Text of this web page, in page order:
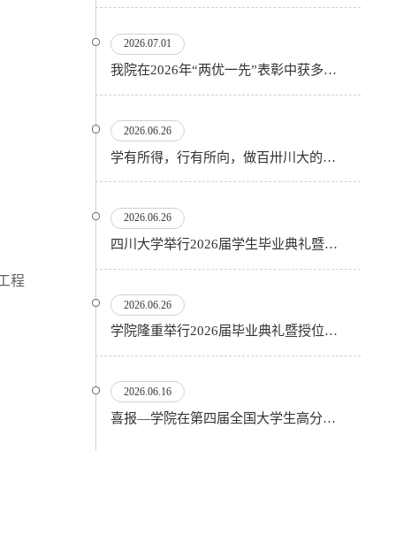
程
2026.07.01
我院在2026年“两优一先”表彰中获多项殊荣
2026.06.26
学有所得，行有所向，做百卅川大的薪火赓续者——校长汪劲松在四川大学2026届学生毕业典礼上的...
2026.06.26
四川大学举行2026届学生毕业典礼暨学位授予仪式
2026.06.26
​学院隆重举行2026届毕业典礼暨授位仪式
2026.06.16
喜报—学院在第四届全国大学生高分子材料实验实践虚拟仿真大赛再创佳绩